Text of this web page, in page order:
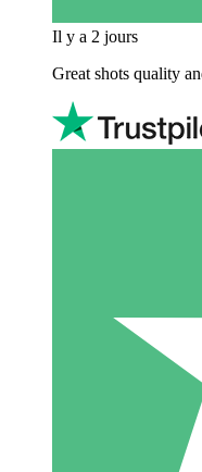
Il y a 2 jours
Great shots quality